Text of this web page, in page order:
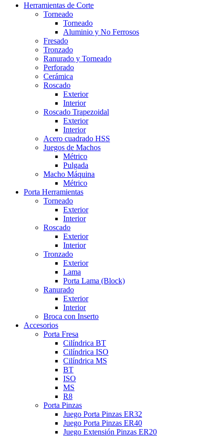
Herramientas de Corte
Torneado
Torneado
Aluminio y No Ferrosos
Fresado
Tronzado
Ranurado y Torneado
Perforado
Cerámica
Roscado
Exterior
Interior
Roscado Trapezoidal
Exterior
Interior
Acero cuadrado HSS
Juegos de Machos
Métrico
Pulgada
Macho Máquina
Métrico
Porta Herramientas
Torneado
Exterior
Interior
Roscado
Exterior
Interior
Tronzado
Exterior
Lama
Porta Lama (Block)
Ranurado
Exterior
Interior
Broca con Inserto
Accesorios
Porta Fresa
Cilíndrica BT
Cilíndrica ISO
Cilíndrica MS
BT
ISO
MS
R8
Porta Pinzas
Juego Porta Pinzas ER32
Juego Porta Pinzas ER40
Juego Extensión Pinzas ER20